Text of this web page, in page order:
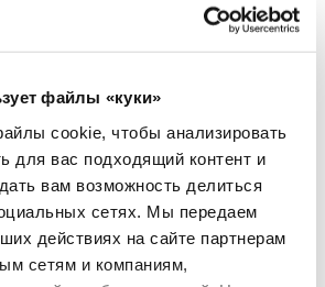
файлы «куки»
cookie, чтобы анализировать
для вас подходящий контент и
вам возможность делиться
сетях. Мы передаем
действиях на сайте партнерам
сетям и компаниям,
3.30 € (-18%)
13.60 € 33.99 €
Регулярная цена: 33.99 €